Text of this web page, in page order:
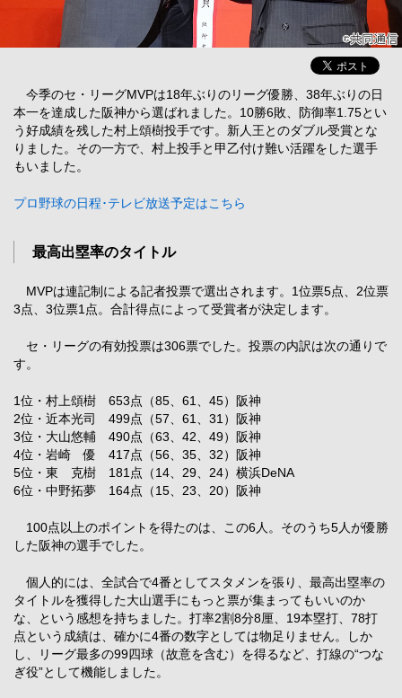
今季のセ・リーグMVPは18年ぶりのリーグ優勝、38年ぶりの日
本一を達成した阪神から選ばれました。10勝6敗、防御率1.75とい
う好成績を残した村上頌樹投手です。新人王とのダブル受賞とな
りました。その一方で、村上投手と甲乙付け難い活躍をした選手
もいました。
プロ野球の日程･テレビ放送予定はこちら
最高出塁率のタイトル
MVPは連記制による記者投票で選出されます。1位票5点、2位票
3点、3位票1点。合計得点によって受賞者が決定します。
セ・リーグの有効投票は306票でした。投票の内訳は次の通りで
す。
1位・村上頌樹 653点（85、61、45）阪神
2位・近本光司 499点（57、61、31）阪神
3位・大山悠輔 490点（63、42、49）阪神
4位・岩崎 優 417点（56、35、32）阪神
5位・東 克樹 181点（14、29、24）横浜DeNA
6位・中野拓夢 164点（15、23、20）阪神
100点以上のポイントを得たのは、この6人。そのうち5人が優勝
した阪神の選手でした。
個人的には、全試合で4番としてスタメンを張り、最高出塁率の
タイトルを獲得した大山選手にもっと票が集まってもいいのか
な、という感想を持ちました。打率2割8分8厘、19本塁打、78打
点という成績は、確かに4番の数字としては物足りません。しか
し、リーグ最多の99四球（故意を含む）を得るなど、打線の“つな
ぎ役”として機能しました。